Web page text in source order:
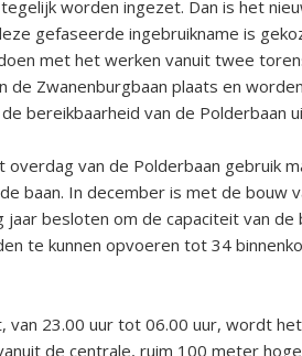
worden ingezet. Dan is het
gefaseerde ingebruikname is
met het werken vanuit twee
de Zwanenburgbaan plaats en
bereikbaarheid van de Polderbaan
van de Polderbaan gebruik
baan. In december is met de bouw
besloten om de capaciteit van de
te kunnen opvoeren tot 34
van 23.00 uur tot 06.00 uur, wordt
de centrale, ruim 100 meter